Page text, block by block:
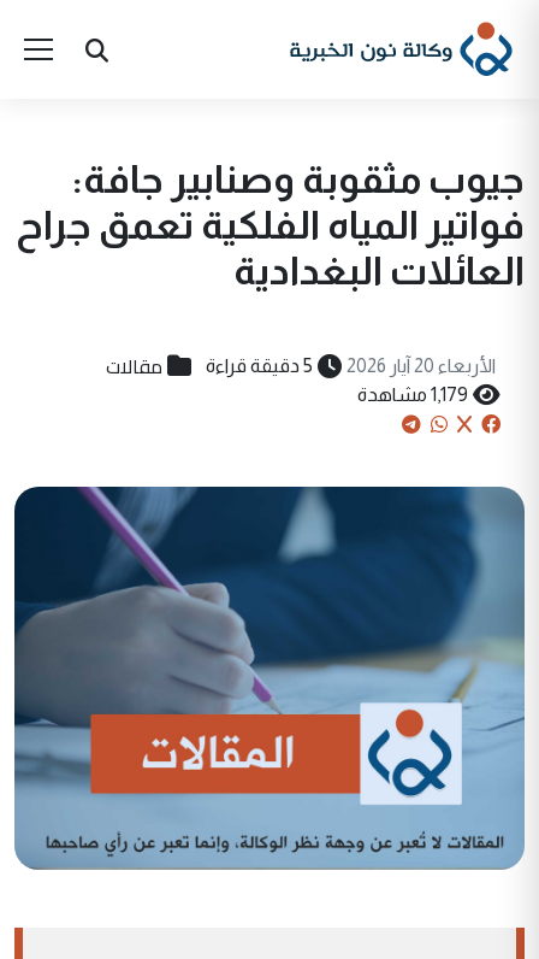
جيوب مثقوبة وصنابير جافة:
فواتير المياه الفلكية تعمق جراح
العائلات البغدادية
الأربعاء 20 آيار 2026 5 دقيقة قراءة مقالات
1,179 مشاهدة